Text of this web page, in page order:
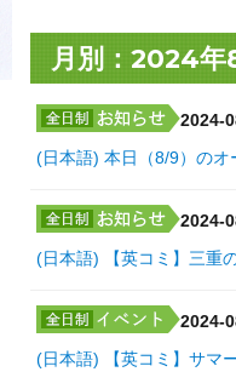
月別：2024年
2024-
(日本語) 本日（8/9）のオ
2024-
(日本語) 【英コミ】三重
2024-
(日本語) 【英コミ】サマ